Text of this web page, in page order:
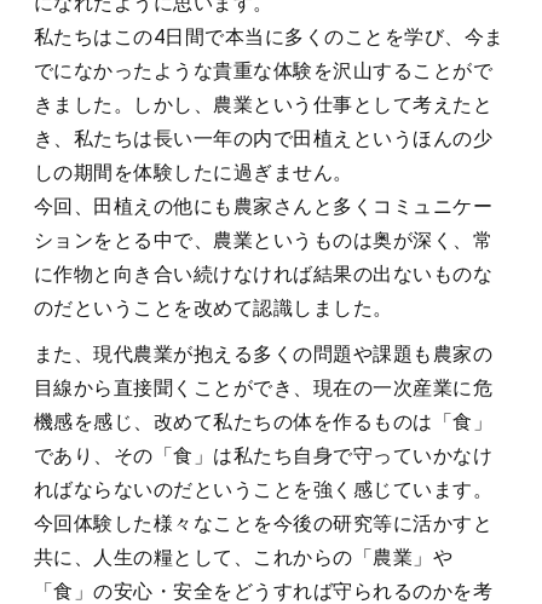
私たちはこの4日間で本当に多くのことを学び、今ま
でになかったような貴重な体験を沢山することがで
きました。しかし、農業という仕事として考えたと
き、私たちは長い一年の内で田植えというほんの少
しの期間を体験したに過ぎません。
今回、田植えの他にも農家さんと多くコミュニケー
ションをとる中で、農業というものは奥が深く、常
に作物と向き合い続けなければ結果の出ないものな
のだということを改めて認識しました。
また、現代農業が抱える多くの問題や課題も農家の
目線から直接聞くことができ、現在の一次産業に危
機感を感じ、改めて私たちの体を作るものは「食」
であり、その「食」は私たち自身で守っていかなけ
ればならないのだということを強く感じています。
今回体験した様々なことを今後の研究等に活かすと
共に、人生の糧として、これからの「農業」や
「食」の安心・安全をどうすれば守られるのかを考